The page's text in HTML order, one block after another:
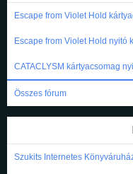
Escape from Violet Hold
Escape from Violet Hold nyitó
CATACLYSM kártyacsomag
Összes fórum
Szukits Internetes